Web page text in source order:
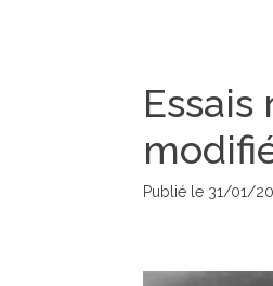
Publié le 31/01/20